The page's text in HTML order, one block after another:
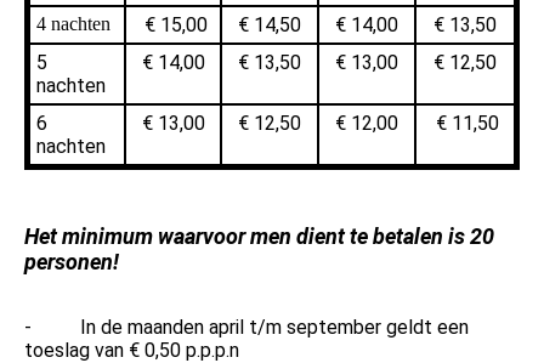
4 nachten € 15,00 € 14,50 € 14,00
€ 13,50
5
nachten
€ 14,00 € 13,50 € 13,00 € 12,50
6
nachten
€ 13,00 € 12,50 € 12,00 € 11,50
Het minimum waarvoor men dient te betalen is 20
personen!
- In de maanden april t/m september geldt een
toeslag van € 0,50 p.p.p.n